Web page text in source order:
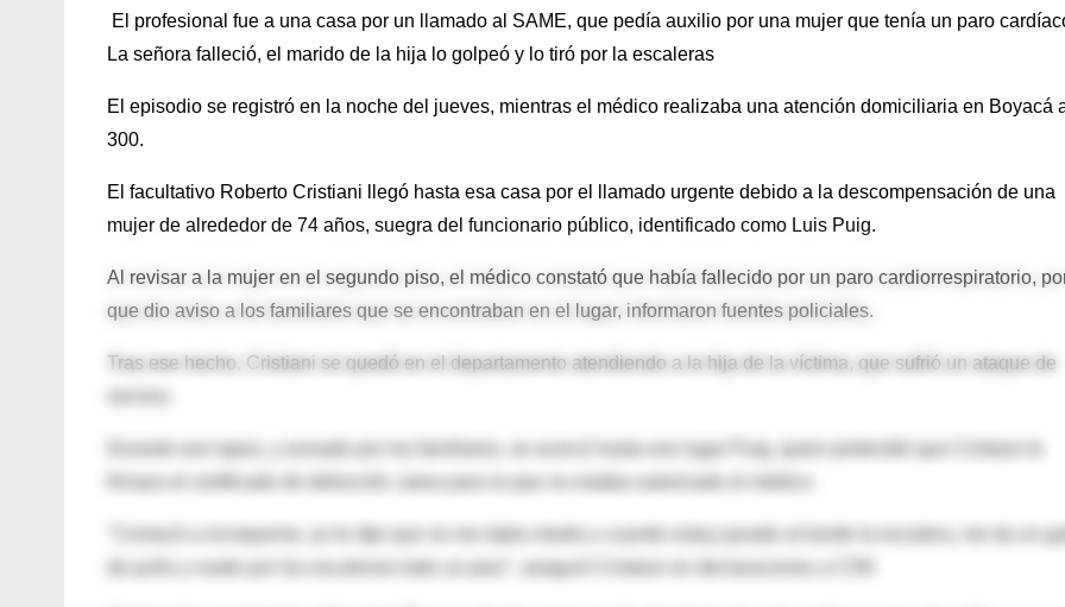
El profesional fue a una casa por un llamado al SAME, que pedía auxilio por una mujer que tenía un paro
La señora falleció, el marido de la hija lo golpeó y lo tiró por la escaleras
El episodio se registró en la noche del jueves, mientras el médico realizaba una atención domiciliaria en Boyacá
300.
El facultativo Roberto Cristiani llegó hasta esa casa por el llamado urgente debido a la descompensación de una
mujer de alrededor de 74 años, suegra del funcionario público, identificado como Luis Puig.
Al revisar a la mujer en el segundo piso, el médico constató que había fallecido por un paro cardiorrespiratorio,
que dio aviso a los familiares que se encontraban en el lugar, informaron fuentes policiales.
Tras ese hecho, Cristiani se quedó en el departamento atendiendo a la hija de la víctima, que sufrió un ataque de
Durante ese lapso, y avisado por los familiares, se acercó hasta ese lugar Puig, quien pretendió que Cristiani le
"Comezó a increparme, yo le dije que no me daba miedo y cuando estoy parado al borde la escalera, me da un
de puño y ruedo por los escalones todo un piso", aseguró Cristiani en declaraciones a C5N